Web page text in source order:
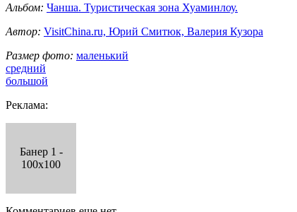
Альбом: Чанша. Туристическая зона Хуаминлоу.
Автор: VisitChina.ru, Юрий Смитюк, Валерия Кузора
Размер фото: маленький
средний
большой
Реклама:
Банер 1 -
100x100